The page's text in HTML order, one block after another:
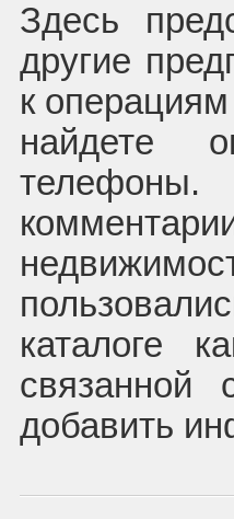
Здесь
другие
к
найдете
каталоге
добавить